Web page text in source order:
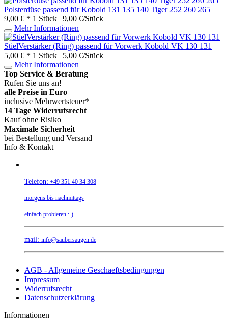
Polsterdüse passend für Kobold 131 135 140 Tiger 252 260 265
9,00 € * 1 Stück | 9,00 €/Stück
Mehr Informationen
StielVerstärker (Ring) passend für Vorwerk Kobold VK 130 131
5,00 € * 1 Stück | 5,00 €/Stück
Mehr Informationen
Top Service & Beratung
Rufen Sie uns an!
alle Preise in Euro
inclusive Mehrwertsteuer*
14 Tage Widerrufsrecht
Kauf ohne Risiko
Maximale Sicherheit
bei Bestellung und Versand
Info & Kontakt
Telefon: +49 351 40 34 308
morgens bis nachmittags
einfach probieren :-)
mail: info@saubersaugen.de
AGB - Allgemeine Geschaeftsbedingungen
Impressum
Widerrufsrecht
Datenschutzerklärung
Informationen